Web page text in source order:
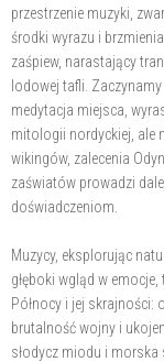
przestrzenie muzyki,
środki wyrazu i
zaśpiew, narastający
lodowej tafli.
medytacja miejsca,
mitologii nordyckiej, ale
wikingów, zalecenia
zaświatów prowadzi
doświadczeniom.
Muzycy, eksplorując
głęboki wgląd w
Północy i jej skrajności:
brutalność wojny i
słodycz miodu i morska